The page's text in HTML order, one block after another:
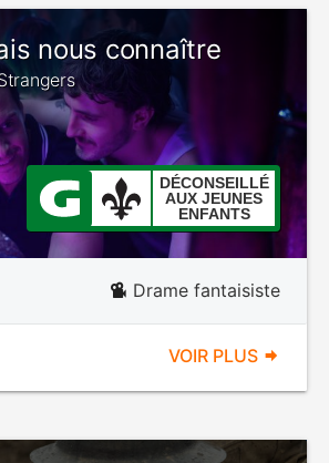
nous connaître
DÉCONSEILLÉ
AUX JEUNES
ENFANTS
Drame fantaisiste
VOIR PLUS